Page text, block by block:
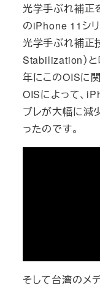
光学手ぶれ補正
のiPhone 11シ
光学手ぶれ補正
Stabilization）
年にこのOISに
OISによって、
ブレが大幅に減
ったのです。
そして台湾のメ